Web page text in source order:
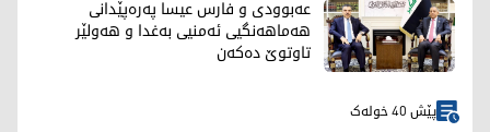
عەبوودی و فارس عیسا پەرەپێدانی
هەماهەنگیی ئەمنیی بەغدا و هەولێر
تاوتوێ دەکەن
پێش 40 خولەک